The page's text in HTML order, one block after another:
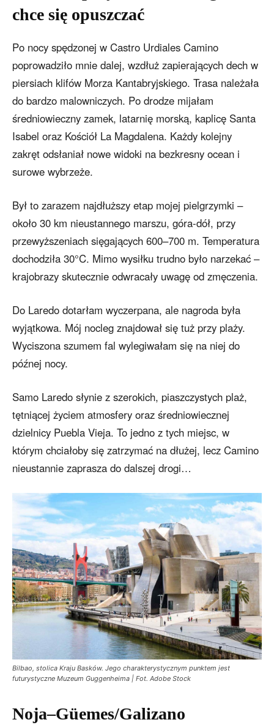
chce się opuszczać
Po nocy spędzonej w Castro Urdiales Camino
poprowadziło mnie dalej, wzdłuż zapierających dech w
piersiach klifów Morza Kantabryjskiego. Trasa należała
do bardzo malowniczych. Po drodze mijałam
średniowieczny zamek, latarnię morską, kaplicę Santa
Isabel oraz Kościół La Magdalena. Każdy kolejny
zakręt odsłaniał nowe widoki na bezkresny ocean i
surowe wybrzeże.
Był to zarazem najdłuższy etap mojej pielgrzymki –
około 30 km nieustannego marszu, góra-dół, przy
przewyższeniach sięgających 600–700 m. Temperatura
dochodziła 30°C. Mimo wysiłku trudno było narzekać –
krajobrazy skutecznie odwracały uwagę od zmęczenia.
Do Laredo dotarłam wyczerpana, ale nagroda była
wyjątkowa. Mój nocleg znajdował się tuż przy plaży.
Wyciszona szumem fal wylegiwałam się na niej do
późnej nocy.
Samo Laredo słynie z szerokich, piaszczystych plaż,
tętniącej życiem atmosfery oraz średniowiecznej
dzielnicy Puebla Vieja. To jedno z tych miejsc, w
którym chciałoby się zatrzymać na dłużej, lecz Camino
nieustannie zaprasza do dalszej drogi…
Bilbao, stolica Kraju Basków. Jego charakterystycznym punktem jest
futurystyczne Muzeum Guggenheima | Fot. Adobe Stock
Noja–Güemes/Galizano